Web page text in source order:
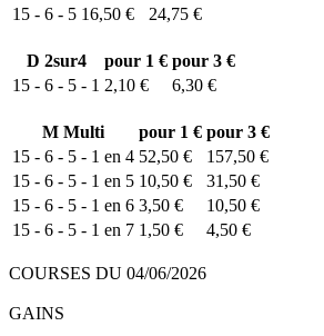
15 - 6 - 5 16,50 € 24,75 €
D 2sur4 pour 1 € pour 3 €
15 - 6 - 5 - 1 2,10 € 6,30 €
M Multi pour 1 € pour 3 €
15 - 6 - 5 - 1 en 4 52,50 €
157,50 €
15 - 6 - 5 - 1 en 5 10,50 €
31,50 €
15 - 6 - 5 - 1 en 6 3,50 €
10,50 €
15 - 6 - 5 - 1 en 7 1,50 € 4,50 €
COURSES DU 04/06/2026
GAINS